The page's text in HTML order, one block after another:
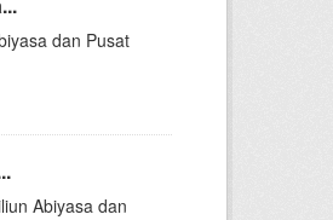
dan Pusat
Abiyasa dan